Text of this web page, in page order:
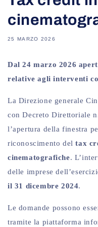
25 MARZO 2026
Dal 24 marzo 2026
relative agli interventi
La Direzione generale
con Decreto Direttoriale
l’apertura della finestra
riconoscimento deltax
cinematografiche.
delle imprese
il 31 dicembre 2024.
Le domande possono
tramite la piattaforma